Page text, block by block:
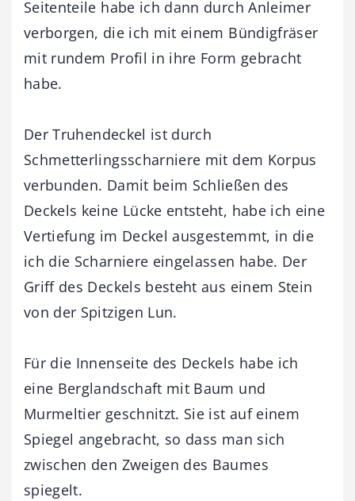
Seitenteile habe ich dann durch Anleimer
verborgen, die ich mit einem Bündigfräser
mit rundem Profil in ihre Form gebracht
habe.
Der Truhendeckel ist durch
Schmetterlingsscharniere mit dem Korpus
verbunden. Damit beim Schließen des
Deckels keine Lücke entsteht, habe ich eine
Vertiefung im Deckel ausgestemmt, in die
ich die Scharniere eingelassen habe. Der
Griff des Deckels besteht aus einem Stein
von der Spitzigen Lun.
Für die Innenseite des Deckels habe ich
eine Berglandschaft mit Baum und
Murmeltier geschnitzt. Sie ist auf einem
Spiegel angebracht, so dass man sich
zwischen den Zweigen des Baumes
spiegelt.